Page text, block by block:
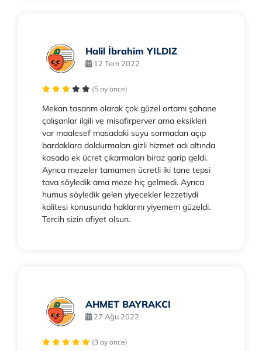
Halil İbrahim YILDIZ
12 Tem 2022
(5 ay önce)
Mekan tasarım olarak çok güzel ortamı şahane
çalışanlar ilgili ve misafirperver ama eksikleri
var maalesef masadaki suyu sormadan açıp
bardaklara doldurmaları gizli hizmet adı altında
kasada ek ücret çıkarmaları biraz garip geldi.
Ayrıca mezeler tamamen ücretli iki tane tepsi
tava söyledik ama meze hiç gelmedi. Ayrıca
humus söyledik gelen yiyecekler lezzetiydi
kalitesi konusunda haklarını yiyemem güzeldi.
Tercih sizin afiyet olsun.
AHMET BAYRAKCI
27 Ağu 2022
(3 ay önce)